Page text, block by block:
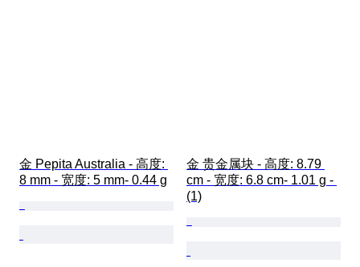
金 Pepita Australia - 高度:
8 mm - 宽度: 5 mm- 0.44 g
金 贵金属块 - 高度: 8.79
cm - 宽度: 6.8 cm- 1.01 g -
(1)